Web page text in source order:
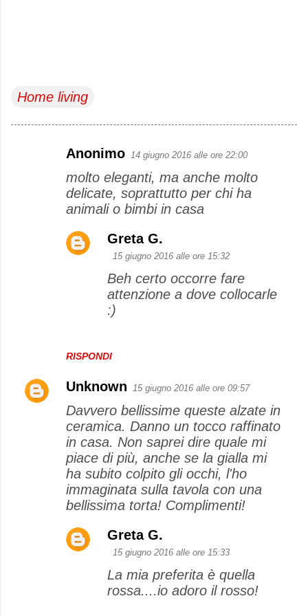
Home living
Anonimo 14 giugno 2016 alle ore 22:00
molto eleganti, ma anche molto
delicate, soprattutto per chi ha
animali o bimbi in casa
RISPONDI
Greta G.
15 giugno 2016 alle ore 15:32
Beh certo occorre fare
attenzione a dove collocarle
:)
Unknown 15 giugno 2016 alle ore 09:57
Davvero bellissime queste alzate in
ceramica. Danno un tocco raffinato
in casa. Non saprei dire quale mi
piace di più, anche se la gialla mi
ha subito colpito gli occhi, l'ho
immaginata sulla tavola con una
bellissima torta! Complimenti!
Greta G.
15 giugno 2016 alle ore 15:33
La mia preferita è quella
rossa....io adoro il rosso!